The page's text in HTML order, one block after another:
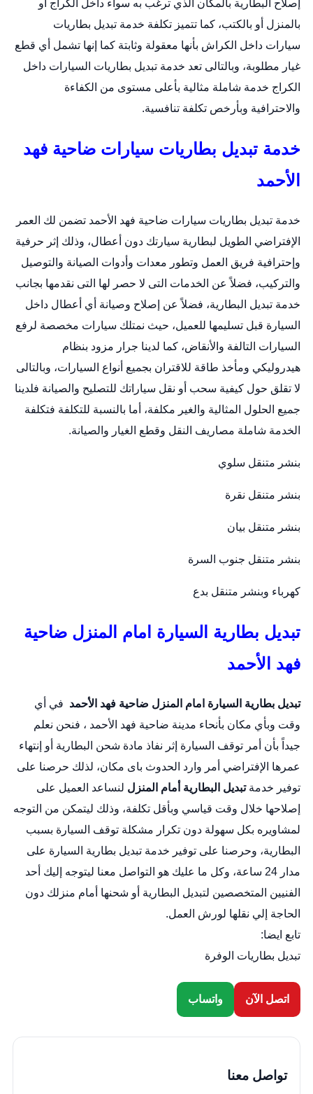
إصلاح البطارية بالمكان الذي ترغب به سواء داخل الكراج أو
بالمنزل أو بالكتب، كما تتميز تكلفة خدمة تبديل بطاريات
سيارات داخل الكراش بأنها معقولة وثابتة كما إنها تشمل أي قطع
غيار مطلوبة، وبالتالى تعد خدمة تبديل بطاريات السيارات داخل
الكراج خدمة شاملة مثالية بأعلى مستوى من الكفاءة
والاحترافية وبأرخص تكلفة تنافسية.
خدمة تبديل بطاريات سيارات ضاحية فهد
الأحمد
خدمة تبديل بطاريات سيارات ضاحية فهد الأحمد تضمن لك العمر
الإفتراضي الطويل لبطارية سيارتك دون أعطال، وذلك إثر حرفية
وإحترافية فريق العمل وتطور معدات وأدوات الصيانة والتوصيل
والتركيب، فضلاً عن الخدمات التى لا حصر لها التى نقدمها بجانب
خدمة تبديل البطارية، فضلاً عن إصلاح وصيانة أي أعطال داخل
السيارة قبل تسليمها للعميل، حيث نمتلك سيارات مخصصة لرفع
السيارات التالفة والأنقاض، كما لدينا جرار مزود بنظام
هيدروليكي ومأخذ طاقة للاقتران بجميع أنواع السيارات، وبالتالى
لا تقلق حول كيفية سحب أو نقل سياراتك للتصليح والصيانة فلدينا
جميع الحلول المثالية والغير مكلفة، أما بالنسبة للتكلفة فتكلفة
الخدمة شاملة مصاريف النقل وقطع الغيار والصيانة.
بنشر متنقل سلوي
بنشر متنقل نقرة
بنشر متنقل بيان
بنشر متنقل جنوب السرة
كهرباء وبنشر متنقل بدع
تبديل بطارية السيارة امام المنزل ضاحية
فهد الأحمد
تبديل بطارية السيارة امام المنزل ضاحية فهد الأحمد في أي
وقت وبأي مكان بأنحاء مدينة ضاحية فهد الأحمد ، فنحن نعلم
جيداً بأن أمر توقف السيارة إثر نفاذ مادة شحن البطارية أو إنتهاء
عمرها الإفتراضي أمر وارد الحدوث باى مكان، لذلك حرصنا على
توفير خدمةتبديل البطارية أمام المنزل لنساعد العميل على
إصلاحها خلال وقت قياسي وبأقل تكلفة، وذلك ليتمكن من التوجه
لمشاويره بكل سهولة دون تكرار مشكلة توقف السيارة بسبب
البطارية، وحرصنا على توفير خدمة تبديل بطارية السيارة على
مدار 24 ساعة، وكل ما عليك هو التواصل معنا ليتوجه إليك أحد
الفنيين المتخصصين لتبديل البطارية أو شحنها أمام منزلك دون
الحاجة إلي نقلها لورش العمل.
تابع ايضا:
تبديل بطاريات الوفرة
اتصل الآن واتساب
تواصل معنا